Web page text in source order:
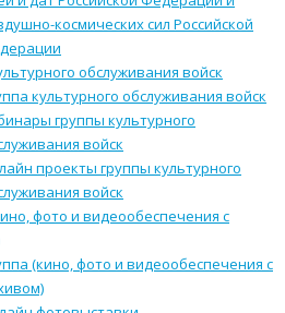
космических сил Российской
обслуживания войск
культурного обслуживания войск
группы культурного
войск
проекты группы культурного
войск
фото и видеообеспечения с
(кино, фото и видеообеспечения с